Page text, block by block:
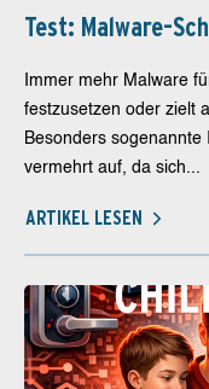
Test: Malware-
Immer mehr Malware
festzusetzen oder zielt
Besonders
vermehrt auf, da sich...
ARTIKEL LESEN